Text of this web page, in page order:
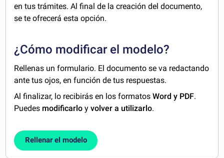
en tus trámites. Al final de la creación del documento,
se te ofrecerá esta opción.
¿Cómo modificar el modelo?
Rellenas un formulario. El documento se va redactando
ante tus ojos, en función de tus respuestas.
Al finalizar, lo recibirás en los formatosWord y PDF.
Puedes modificarlo yvolver a utilizarlo.
Rellenar el modelo